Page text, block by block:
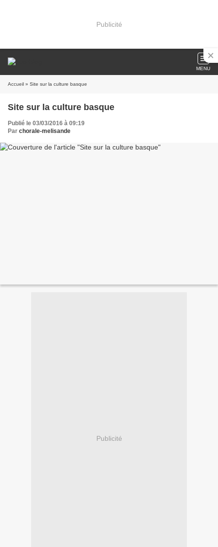
Publicité
MENU
Accueil » Site sur la culture basque
Site sur la culture basque
Publié le 03/03/2016 à 09:19
Par chorale-melisande
Publicité